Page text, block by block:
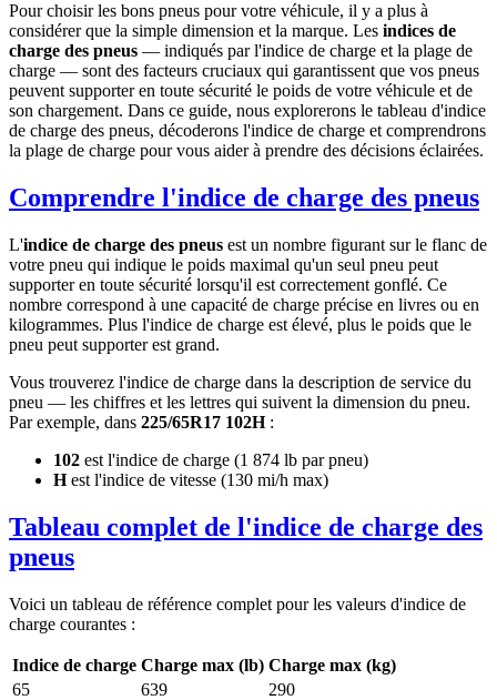
Pour choisir les bons pneus pour votre véhicule, il y a plus à
considérer que la simple dimension et la marque. Les indices de
charge des pneus — indiqués par l'indice de charge et la plage de
charge — sont des facteurs cruciaux qui garantissent que vos pneus
peuvent supporter en toute sécurité le poids de votre véhicule et de
son chargement. Dans ce guide, nous explorerons le tableau d'indice
de charge des pneus, décoderons l'indice de charge et comprendrons
la plage de charge pour vous aider à prendre des décisions éclairées.
Comprendre l'indice de charge des pneus
L'indice de charge des pneus est un nombre figurant sur le flanc de
votre pneu qui indique le poids maximal qu'un seul pneu peut
supporter en toute sécurité lorsqu'il est correctement gonflé. Ce
nombre correspond à une capacité de charge précise en livres ou en
kilogrammes. Plus l'indice de charge est élevé, plus le poids que le
pneu peut supporter est grand.
Vous trouverez l'indice de charge dans la description de service du
pneu — les chiffres et les lettres qui suivent la dimension du pneu.
Par exemple, dans 225/65R17 102H:
102 est l'indice de charge (1 874 lb par pneu)
Hest l'indice de vitesse (130 mi/h max)
Tableau complet de l'indice de charge des
pneus
Voici un tableau de référence complet pour les valeurs d'indice de
charge courantes :
Indice de charge Charge max (lb) Charge max (kg)
65
639
290